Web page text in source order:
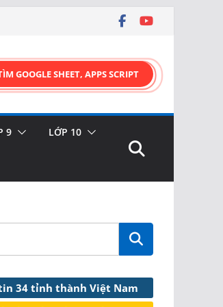
GOOGLE SHEET, APPS SCRIPT
9 LỚP 10
34 tỉnh thành Việt Nam